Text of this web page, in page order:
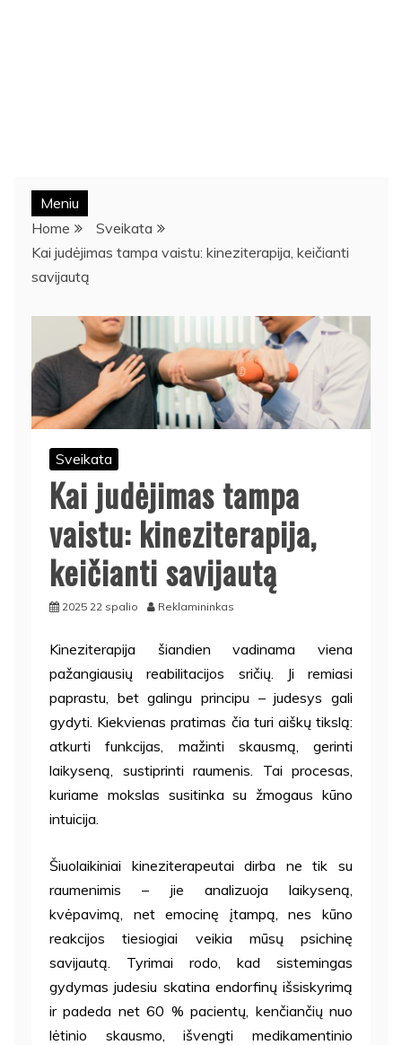
Meniu
Home
Sveikata
Kai judėjimas tampa vaistu: kineziterapija, keičianti
savijautą
Sveikata
Kai judėjimas tampa
vaistu: kineziterapija,
keičianti savijautą
2025 22 spalio Reklamininkas
Kineziterapija šiandien vadinama viena
pažangiausių reabilitacijos sričių. Ji remiasi
paprastu, bet galingu principu – judesys gali
gydyti. Kiekvienas pratimas čia turi aiškų tikslą:
atkurti funkcijas, mažinti skausmą, gerinti
laikyseną, sustiprinti raumenis. Tai procesas,
kuriame mokslas susitinka su žmogaus kūno
intuicija.
Šiuolaikiniai kineziterapeutai dirba ne tik su
raumenimis – jie analizuoja laikyseną,
kvėpavimą, net emocinę įtampą, nes kūno
reakcijos tiesiogiai veikia mūsų psichinę
savijautą. Tyrimai rodo, kad sistemingas
gydymas judesiu skatina endorfinų išsiskyrimą
ir padeda net 60 % pacientų, kenčiančių nuo
lėtinio skausmo, išvengti medikamentinio